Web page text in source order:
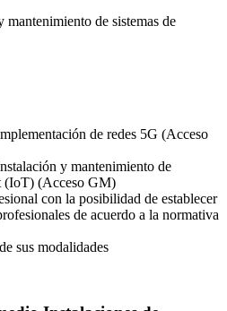
de sistemas de
de redes 5G (Acceso
y mantenimiento de
(IoT) (Acceso GM)
con la posibilidad de establecer
de acuerdo a la normativa
sus modalidades